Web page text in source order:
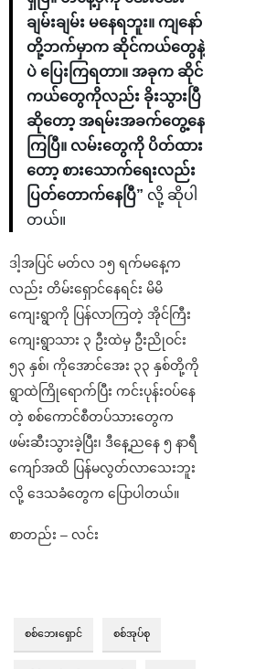
ချမ်းချမ်း မနေရဘူး။ ကျနော်
တို့ဘက်မှာက ဆိုင်ကယ်တွေနဲ့
ပဲ ပြေးကြရတာ။ အခုက ဆိုင်
ကယ်တွေကိုလည်း ခိုးသွားပြီ
ဆိုတော့ အရမ်းအခက်တွေ့နေ
ကြပြီ။ လမ်းတွေကို ပိတ်ထား
တော့ စားသောက်ရေးလည်း
ပြတ်တောက်နေပြီ” လို့ ဆိုပါ
တယ်။
ဒါ့အပြင် မတ်လ ၁၅ ရက်မနေ့က
လည်း တိမ်းရှောင်နေရင်း မိမိ
ကျေးရွာကို ပြန်လာကြတဲ့ အိုင်ကြီး
ကျေးရွာသား ၃ ဦးထဲမှ ဦးညိုဝင်း
၅၃ နှစ်၊ ကိုအောင်အေး ၃၃ နှစ်တို့ကို
ရွာထဲကြိုရောက်ပြီး ကင်းပုန်းဝပ်နေ
တဲ့ စစ်ကောင်စီတပ်သားတွေက
ဖမ်းဆီးသွားခဲ့ပြီး၊ ဒီနေ့ညနေ ၅ နာရီ
ကျော်အထိ ပြန်မလွတ်လာသေးဘူး
လို့ ဒေသခံတွေက ပြောပါတယ်။
စာတည်း – လင်း
စစ်ဘေးရှောင် စစ်အုပ်စု